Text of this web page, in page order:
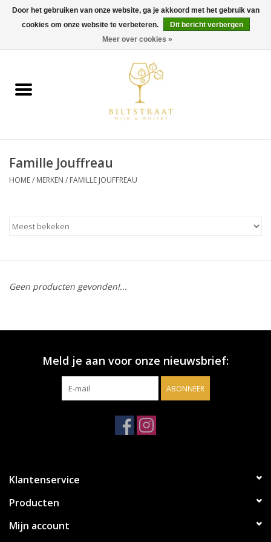
0 Artikelen - €0,00
Wijn
Gin & Tonic
Gedestilleerd
Accessoires
Relatiegeschenken
Famille Jouffreau
HOME/ MERKEN / FAMILLE JOUFFREAU
Geen producten gevonden!...
Meld je aan voor onze nieuwsbrief:
ABONNEER
Klantenservice
Producten
Mijn account
Door het gebruiken van onze website, ga je akkoord met het gebruik van
cookies om onze website te verbeteren.
Dit bericht verbergen
Meer over cookies »